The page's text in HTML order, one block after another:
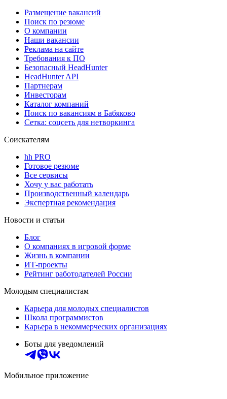
Размещение вакансий
Поиск по резюме
О компании
Наши вакансии
Реклама на сайте
Требования к ПО
Безопасный HeadHunter
HeadHunter API
Партнерам
Инвесторам
Каталог компаний
Поиск по вакансиям в Бабяково
Сетка: соцсеть для нетворкинга
Соискателям
hh PRO
Готовое резюме
Все сервисы
Хочу у вас работать
Производственный календарь
Экспертная рекомендация
Новости и статьи
Блог
О компаниях в игровой форме
Жизнь в компании
ИТ-проекты
Рейтинг работодателей России
Молодым специалистам
Карьера для молодых специалистов
Школа программистов
Карьера в некоммерческих организациях
Боты для уведомлений
Мобильное приложение